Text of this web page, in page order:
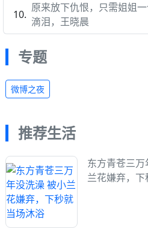
原来放下仇恨，只需姐姐
滴泪，王晓晨
专题
微博之夜
推荐生活
东方青苍三
兰花嫌弃，